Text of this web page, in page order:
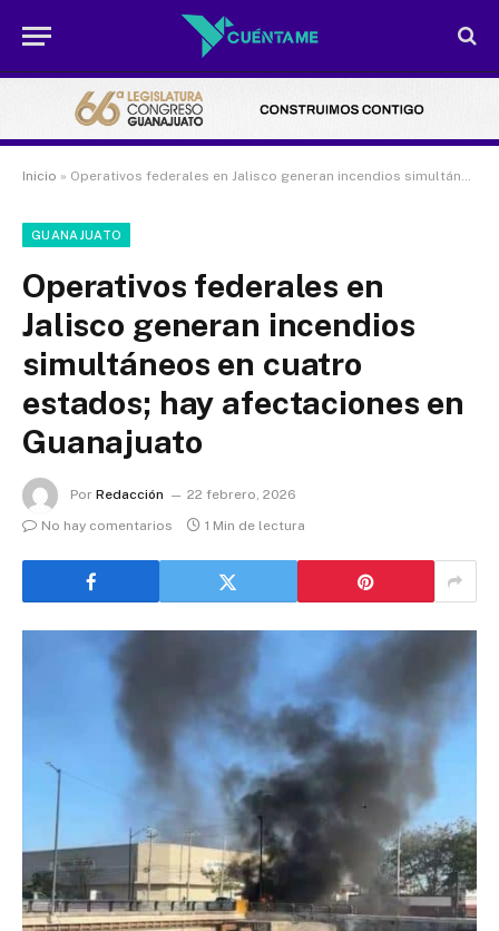
Inicio » Operativos federales en Jalisco generan incendios simultáneos en cuatro estados; hay afectaciones en Guanajuato
GUANAJUATO
Operativos federales en
Jalisco generan incendios
simultáneos en cuatro
estados; hay afectaciones en
Guanajuato
Por Redacción
22 febrero, 2026
No hay comentarios
1 Min de lectura